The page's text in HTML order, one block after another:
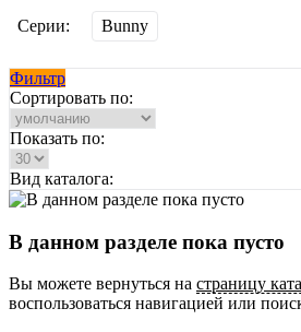
Серии: Bunny
Фильтр
Сортировать по:
Показать по:
Вид каталога:
В данном разделе пока пусто
Вы можете вернуться на страницу
воспользоваться навигацией или